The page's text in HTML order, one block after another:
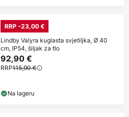
RRP -23,00 €
Lindby Valyra kuglasta svjetiljka, Ø 40
cm, IP54, šiljak za tlo
92,90 €
RRP115,90 €
Na lageru